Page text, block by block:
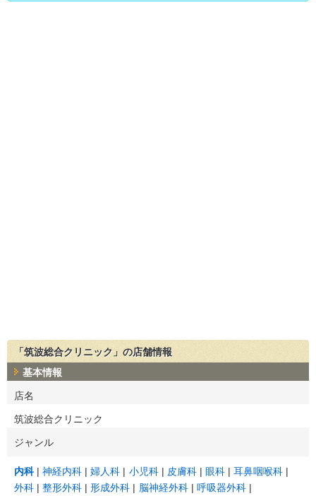
「筑波総合クリニック」の店舗情報
基本情報
店名
筑波総合クリニック
ジャンル
内科 神経内科 婦人科 小児科 皮膚科 眼科
耳鼻咽喉科
外科
整形外科 形成外科 脳神経外科
呼吸器外科